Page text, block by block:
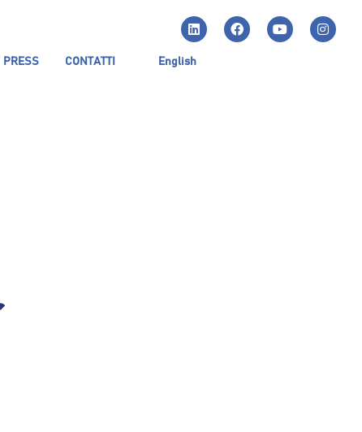
PRESS CONTATTI English